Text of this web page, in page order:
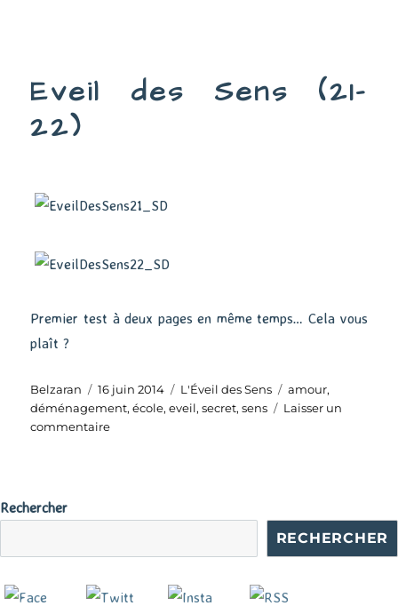
Eveil des Sens (21-
22)
Premier test à deux pages en même temps… Cela vous
plaît ?
Auteur
Belzaran
Publié
le
16 juin 2014 Catégories
L'Éveil des Sens Étiquettes
amour,
déménagement,école,eveil,secret,sens
Laisser un
commentairesur
22)
Rechercher
RECHERCHER